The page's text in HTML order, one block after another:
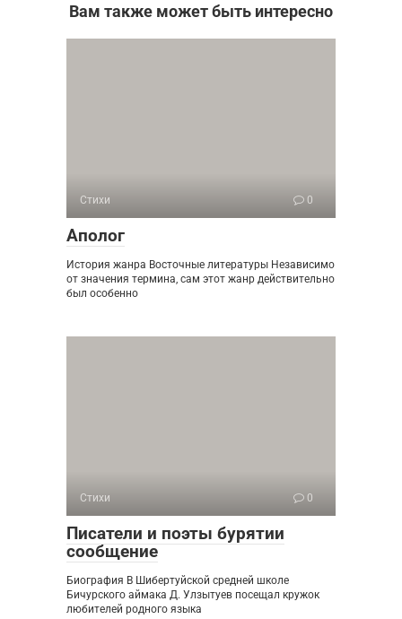
Вам также может быть интересно
Стихи 0
Аполог
История жанра Восточные литературы Независимо
от значения термина, сам этот жанр действительно
был особенно
Стихи 0
Писатели и поэты бурятии
сообщение
Биография В Шибертуйской средней школе
Бичурского аймака Д. Улзытуев посещал кружок
любителей родного языка